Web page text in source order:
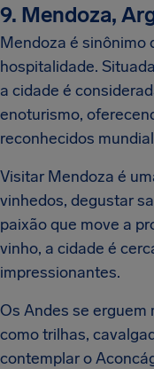
9. Mendoza,
Mendoza é sinônimo
hospitalidade.
a cidade é
enoturismo,
reconhecidos
Visitar Mendoza é
vinhedos, degustar
paixão que move a
vinho, a cidade é
impressionantes.
Os Andes se
como trilhas,
contemplar o